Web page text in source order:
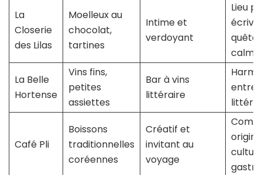
La
Closerie
des Lilas
Moelleux au
chocolat,
tartines
Intime et
verdoyant
Lieu
quête
calme
La Belle
Hortense
Vins fins,
petites
assiettes
Bar à vins
littéraire
entre
Café Pli
Boissons
traditionnelles
coréennes
Créatif et
invitant au
voyage